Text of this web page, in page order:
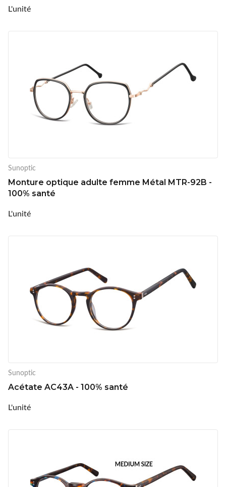
L'unité
Sunoptic
Monture optique adulte femme Métal MTR-92B -
100% santé
L'unité
Sunoptic
Acétate AC43A - 100% santé
L'unité